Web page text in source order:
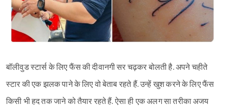
बॉलीवुड स्टार्स के लिए फैंस की दीवानगी सर चढ़कर बोलती है. अपने चहीते
स्टार की एक झलक पाने के लिए वो बेताब रहते हैं. उन्हें खुश करने के लिए फैंस
किसी भी हद तक जाने को तैयार रहते हैं. ऐसा ही एक अलग सा तरीका अजय